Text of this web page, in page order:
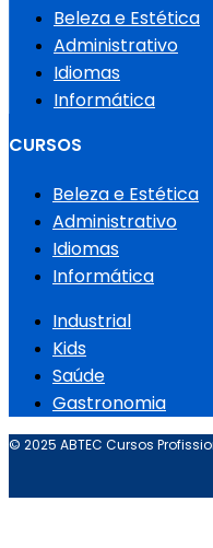
Beleza e Estética
Administrativo
Idiomas
Informática
CURSOS
Beleza e Estética
Administrativo
Idiomas
Informática
Industrial
Kids
Saúde
Gastronomia
© 2025 ABTEC Cursos